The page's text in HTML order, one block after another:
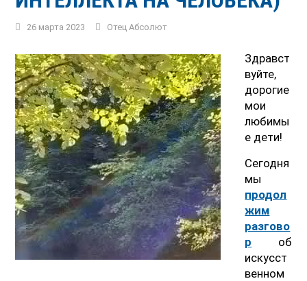
26 марта 2023 Отец Абсолют
Здравст
вуйте,
дорогие
мои
любимы
е дети!
Сегодня
мы
продол
жим
разгово
р об
искусст
венном